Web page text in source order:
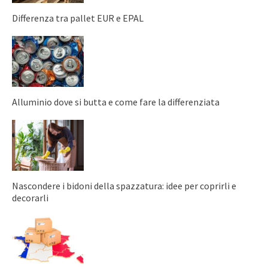
Differenza tra pallet EUR e EPAL
Alluminio dove si butta e come fare la differenziata
Nascondere i bidoni della spazzatura: idee per coprirli e
decorarli